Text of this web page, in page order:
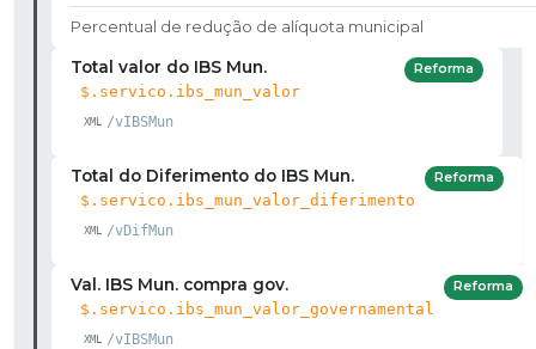
Percentual de redução de alíquota municipal
Total valor do IBS Mun.
$.servico.ibs_mun_valor
/vIBSMun
Reforma
Total do Diferimento do IBS Mun.
$.servico.ibs_mun_valor_diferimento
/vDifMun
Reforma
Val. IBS Mun. compra gov.
$.servico.ibs_mun_valor_governamental
/vIBSMun
Reforma